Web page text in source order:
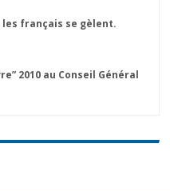
les français se gèlent.
2010 au Conseil Général